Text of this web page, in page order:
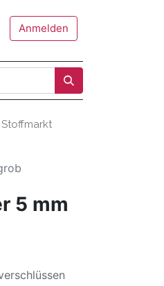
Anmelden
Stoffmarkt
5 mm